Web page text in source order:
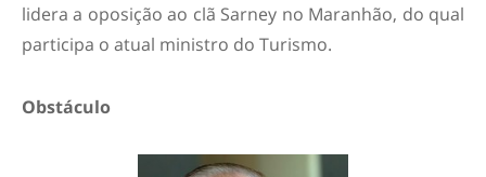
lidera a oposição ao clã Sarney no Maranhão, do qual
participa o atual ministro do Turismo.
Obstáculo